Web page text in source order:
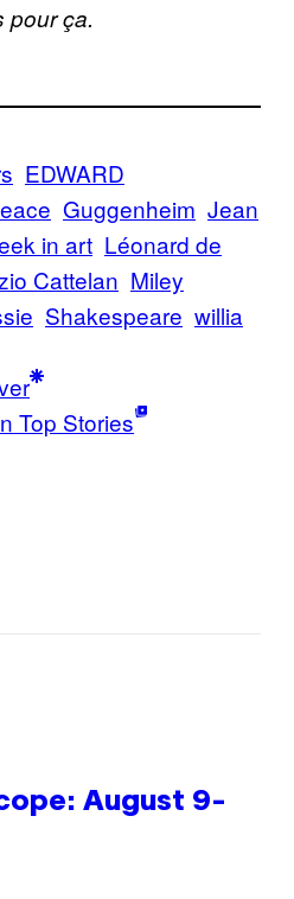
pour ça.
EDWARD
Guggenheim Jean
in art Léonard de
Cattelan Miley
Shakespeare willia
Top Stories
August 9-